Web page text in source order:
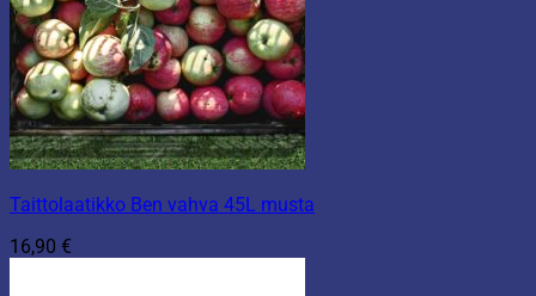
Taittolaatikko Ben vahva 45L musta
16,90 €